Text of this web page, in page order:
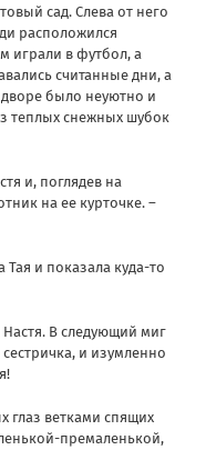
сад. Слева от него
расположился
играли в футбол, а
считанные дни, а
было неуютно и
теплых снежных шубок
и, поглядев на
на ее курточке. –
Тая и показала куда-то
Настя. В следующий миг
и изумленно
глаз ветками спящих
премаленькой,